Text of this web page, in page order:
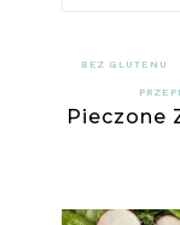
BEZ GLUTENU
Pieczone